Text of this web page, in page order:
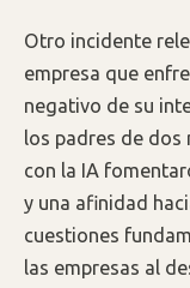
Otro incidente
empresa que
negativo de su
los padres de dos
con la IA
y una afinidad
cuestiones
las empresas al